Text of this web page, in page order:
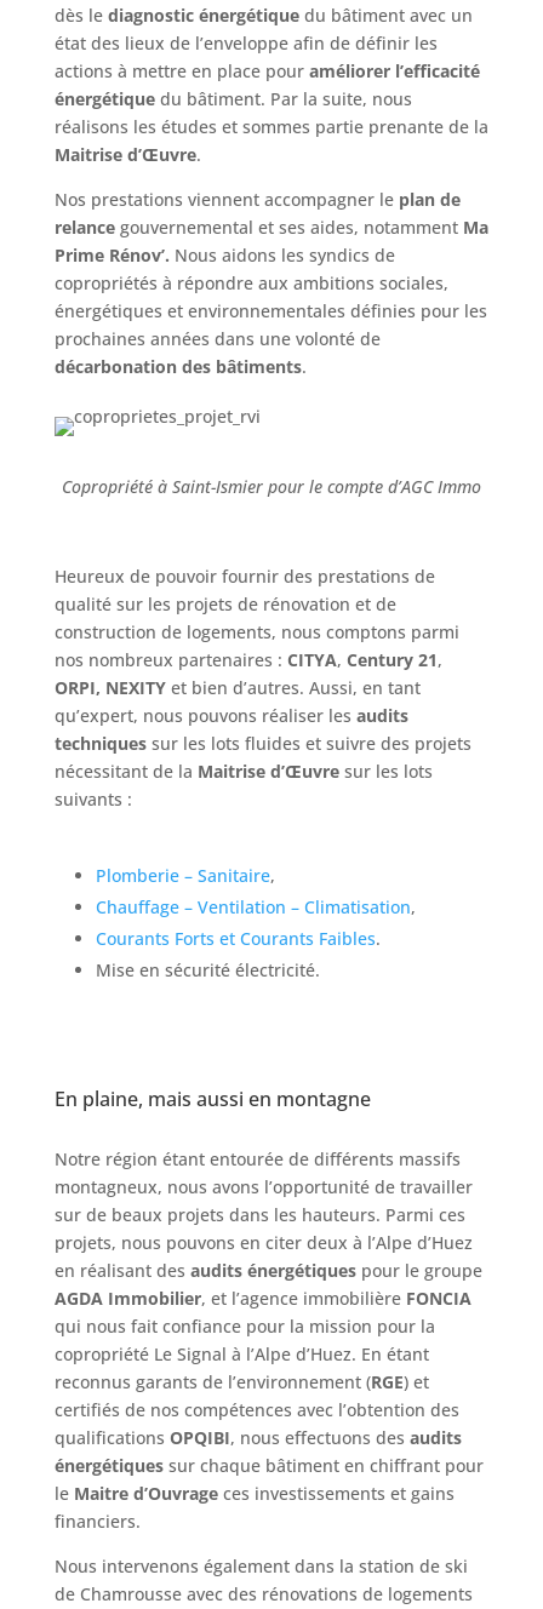
dès le diagnostic énergétiquedu bâtiment avec un
état des lieux de l’enveloppe afin de définir les
actions à mettre en place pour améliorer l’efficacité
énergétiquedu bâtiment. Par la suite, nous
réalisons les études et sommes partie prenante de la
Maitrise d’Œuvre.
Nos prestations viennent accompagner leplan de
relancegouvernemental et ses aides, notamment Ma
Prime Rénov’. Nous aidons les syndics de
copropriétés à répondre aux ambitions sociales,
énergétiques et environnementales définies pour les
prochaines années dans une volonté de
décarbonation des bâtiments.
Copropriété à Saint-Ismier pour le compte d’AGC Immo
Heureux de pouvoir fournir des prestations de
qualité sur les projets de rénovation et de
construction de logements, nous comptons parmi
nos nombreux partenaires : CITYA, Century 21,
ORPI, NEXITYet bien d’autres. Aussi, en tant
qu’expert, nous pouvons réaliser les audits
techniquessur les lots fluides et suivre des projets
nécessitant de la Maitrise d’Œuvresur les lots
suivants :
Plomberie – Sanitaire,
Chauffage– Ventilation – Climatisation,
Courants Forts et Courants Faibles.
Mise en sécurité électricité.
En plaine, mais aussi en montagne
Notre région étant entourée de différents massifs
montagneux, nous avons l’opportunité de travailler
sur de beaux projets dans les hauteurs. Parmi ces
projets, nous pouvons en citer deux à l’Alpe d’Huez
en réalisant des audits énergétiquespour le groupe
AGDA Immobilier, et l’agence immobilière FONCIA
qui nous fait confiance pour la mission pour la
copropriété Le Signal à l’Alpe d’Huez. En étant
reconnus garants de l’environnement (RGE) et
certifiés de nos compétences avec l’obtention des
qualifications OPQIBI, nous effectuons des audits
énergétiquessur chaque bâtiment en chiffrant pour
le Maitre d’Ouvrageces investissements et gains
financiers.
Nous intervenons également dans la station de ski
de Chamrousse avec des rénovations de logements